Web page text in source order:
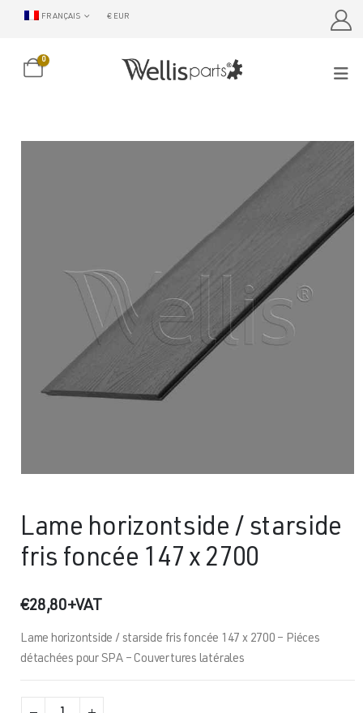
FRANÇAIS € EUR
0
Lame horizontside / starside
fris foncée 147 x 2700
€28,80+VAT
Lame horizontside / starside fris foncée 147 x 2700 – Piéces
détachées pour SPA – Couvertures latérales